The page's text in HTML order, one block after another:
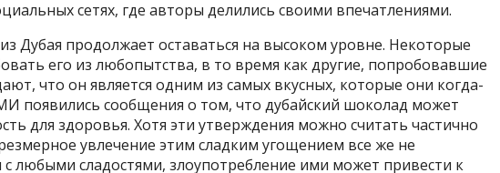
сетях, где авторы делились своими впечатлениями.
Дубая продолжает оставаться на высоком уровне. Некоторые
его из любопытства, в то время как другие, попробовавшие
что он является одним из самых вкусных, которые они когда-
появились сообщения о том, что дубайский шоколад может
для здоровья. Хотя эти утверждения можно считать частично
увлечение этим сладким угощением все же не
с любыми сладостями, злоупотребление ими может привести к